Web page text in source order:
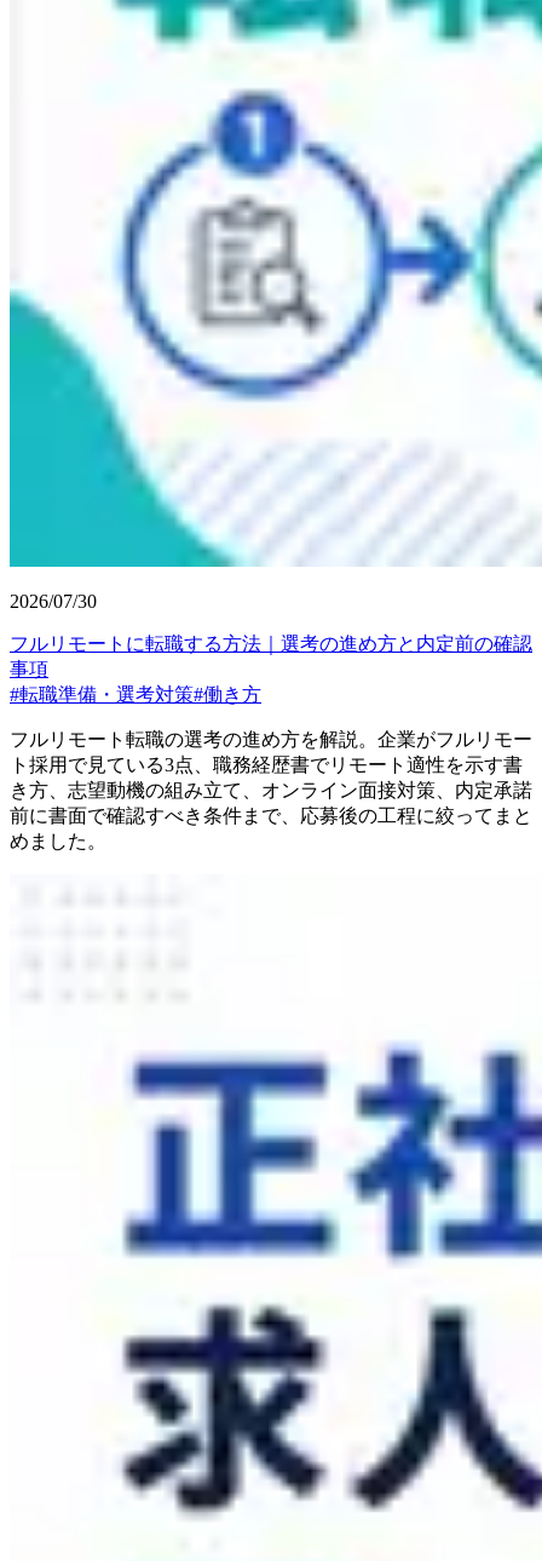
2026/07/30
フルリモートに転職する方法｜選考の進め方と内定前の確認
事項
#転職準備・選考対策#働き方
フルリモート転職の選考の進め方を解説。企業がフルリモー
ト採用で見ている3点、職務経歴書でリモート適性を示す書
き方、志望動機の組み立て、オンライン面接対策、内定承諾
前に書面で確認すべき条件まで、応募後の工程に絞ってまと
めました。